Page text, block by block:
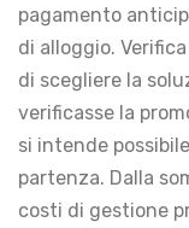
pagamento
di alloggio.
di scegliere la
verificasse la
si intende
partenza. Dalla
costi di gestione